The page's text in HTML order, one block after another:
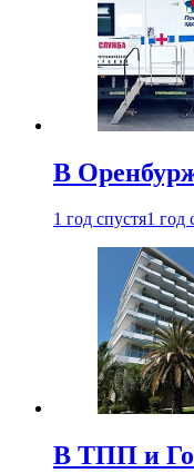
В
1 год спустя1 год
В ТПП и